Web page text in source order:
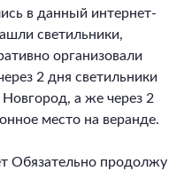
в данный интернет-
светильники,
организовали
2 дня светильники
а же через 2
место на веранде.
Обязательно продолжу